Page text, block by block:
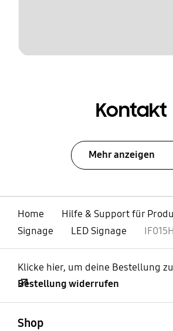
Kontakt
Mehr anzeigen
Home
Hilfe & Support für
Signage
LED Signage
Klicke hier, um deine Bestellung
Bestellung widerrufen
Shop